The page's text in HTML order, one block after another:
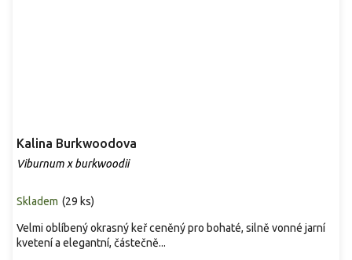
Kalina Burkwoodova
Viburnum x burkwoodii
Skladem (29 ks)
Velmi oblíbený okrasný keř ceněný pro bohaté, silně vonné jarní
kvetení a elegantní, částečně...